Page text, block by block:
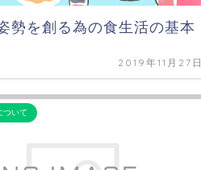
勢を創る為の食生活の基本
2019年11月27日
ついて